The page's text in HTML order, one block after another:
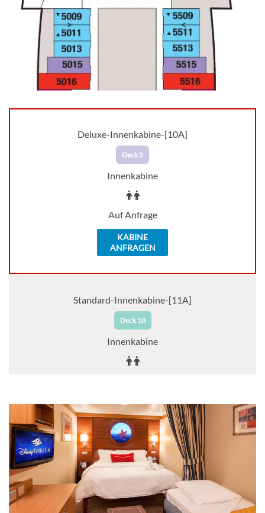
Deluxe-Innenkabine-[10A]
Deck 5
Innenkabine
Auf Anfrage
KABINE
ANFRAGEN
Standard-Innenkabine-[11A]
Deck 10
Innenkabine
AUSWÄHLEN
KABINE
ANFRAGEN
Standard-Innenkabine-[11B]
Innenkabine